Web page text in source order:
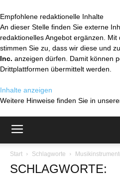
Empfohlene redaktionelle Inhalte
An dieser Stelle finden Sie externe
redaktionelles Angebot ergänzen.
stimmen Sie zu, dass wir diese und
Inc. anzeigen dürfen. Damit können
Drittplattformen übermittelt werden.
Inhalte anzeigen
Weitere Hinweise finden Sie in
Start Schlagworte
SCHLAGWORTE: